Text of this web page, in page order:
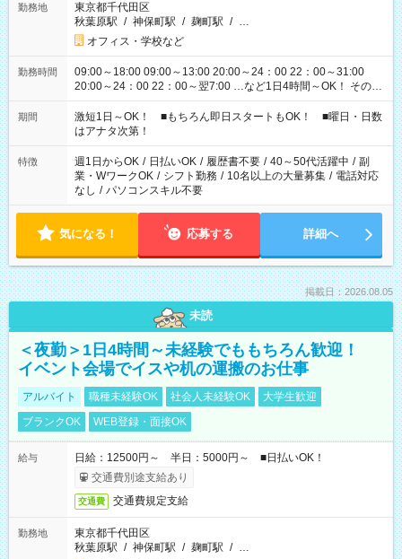
勤務地
東京都千代田区
秋葉原駅 / 神保町駅 / 麹町駅 / …
オフィス・学校など
勤務時間
09:00～18:00 09:00～13:00 20:00～24：00 22：00～31:00
20:00～24：00 22：00～翌7:00 …など1日4時間～OK！ その他
シフトもございます！ お気軽にご相談ください！
期間
激短1日～OK！ ■もちろん即日スタートもOK！ ■曜日・日数
はアナタ次第！
特徴 週1日からOK / 日払いOK / 履歴書不要 / 40～50代活躍中 / 副
業・WワークOK / シフト勤務 / 10名以上の大量募集 / 電話対応
なし / パソコンスキル不要
気になる！ 応募する 詳細へ
掲載日：2026.08.05
未読
＜夜勤＞1日4時間～未経験でももちろん歓迎！
イベント会場でイスや机の運搬のお仕事
アルバイト 職種未経験OK 社会人未経験OK
大学生歓迎
ブランクOK
WEB登録・面接OK
給与
日給：12500円～ 半日：5000円～ ■日払いOK！
交通費別途支給あり
交通費 交通費規定支給
勤務地
東京都千代田区
秋葉原駅 / 神保町駅 / 麹町駅 / …